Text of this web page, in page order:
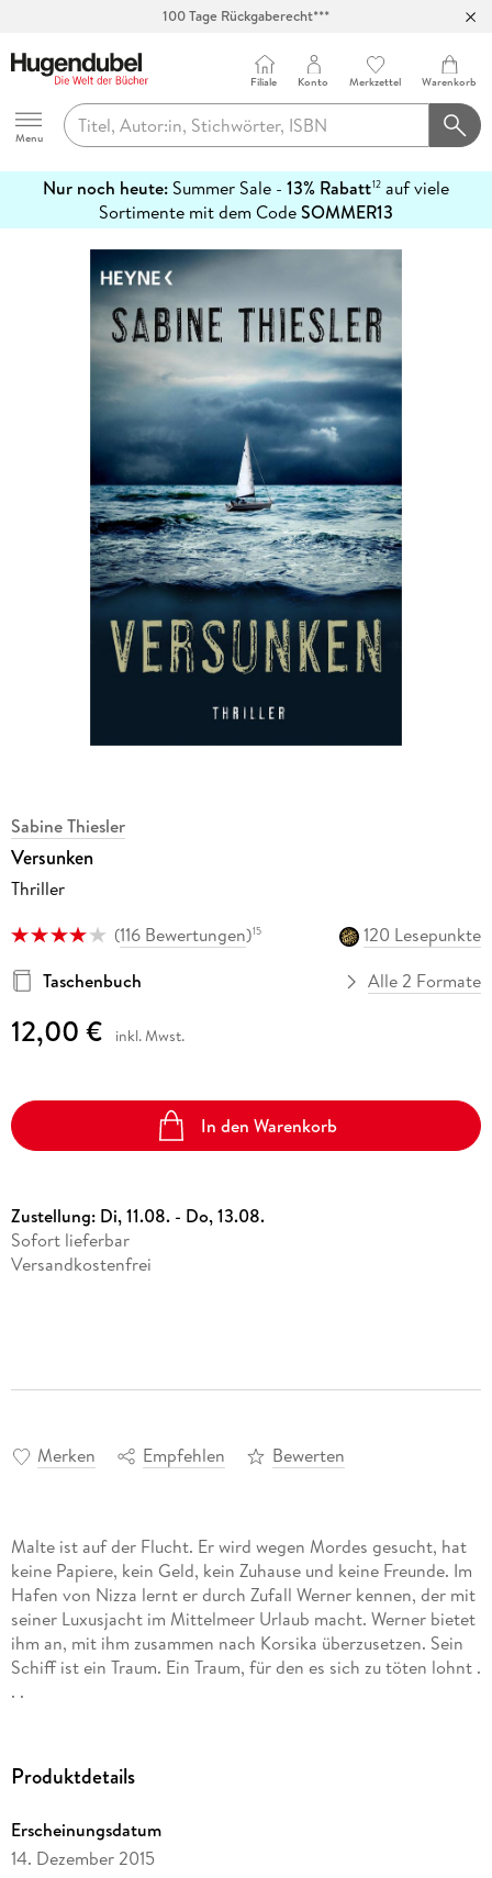
100 Tage Rückgaberecht***
Hugendubel
Menu
Filiale Konto Merkzettel Warenkorb
Nur noch heute: Summer Sale - 13% Rabatt12 auf viele
Sortimente mit dem CodeSOMMER13
erfahren
Sabine Thiesler
Versunken
Thriller
(116 Bewertungen)15
120 Lesepunkte
Taschenbuch
Alle 2 Formate
12,00 € inkl. Mwst.
In den Warenkorb
Zustellung: Di, 11.08. - Do, 13.08.
Sofort lieferbar
Versandkostenfrei
Merken Empfehlen Bewerten
Malte ist auf der Flucht. Er wird wegen Mordes gesucht, hat
keine Papiere, kein Geld, kein Zuhause und keine Freunde. Im
Hafen von Nizza lernt er durch Zufall Werner kennen, der mit
seiner Luxusjacht im Mittelmeer Urlaub macht. Werner bietet
ihm an, mit ihm zusammen nach Korsika überzusetzen. Sein
Schiff ist ein Traum. Ein Traum, für den es sich zu töten lohnt .
. .
Produktdetails
Erscheinungsdatum
14. Dezember 2015